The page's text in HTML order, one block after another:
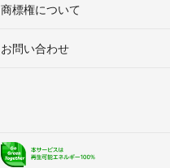
商標権について
お問い合わせ